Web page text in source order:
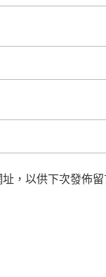
，以供下次發佈留